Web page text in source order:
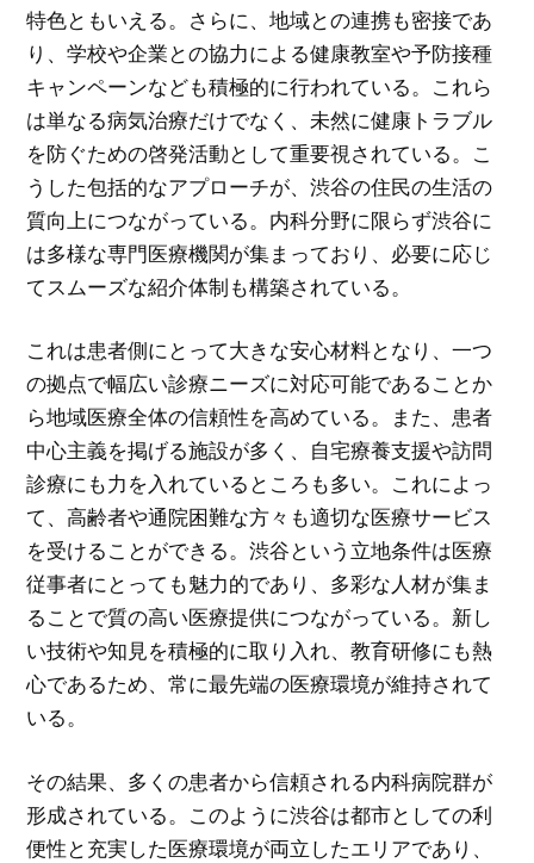
特色ともいえる。さらに、地域との連携も密接であ
り、学校や企業との協力による健康教室や予防接種
キャンペーンなども積極的に行われている。これら
は単なる病気治療だけでなく、未然に健康トラブル
を防ぐための啓発活動として重要視されている。こ
うした包括的なアプローチが、渋谷の住民の生活の
質向上につながっている。内科分野に限らず渋谷に
は多様な専門医療機関が集まっており、必要に応じ
てスムーズな紹介体制も構築されている。
これは患者側にとって大きな安心材料となり、一つ
の拠点で幅広い診療ニーズに対応可能であることか
ら地域医療全体の信頼性を高めている。また、患者
中心主義を掲げる施設が多く、自宅療養支援や訪問
診療にも力を入れているところも多い。これによっ
て、高齢者や通院困難な方々も適切な医療サービス
を受けることができる。渋谷という立地条件は医療
従事者にとっても魅力的であり、多彩な人材が集ま
ることで質の高い医療提供につながっている。新し
い技術や知見を積極的に取り入れ、教育研修にも熱
心であるため、常に最先端の医療環境が維持されて
いる。
その結果、多くの患者から信頼される内科病院群が
形成されている。このように渋谷は都市としての利
便性と充実した医療環境が両立したエリアであり、